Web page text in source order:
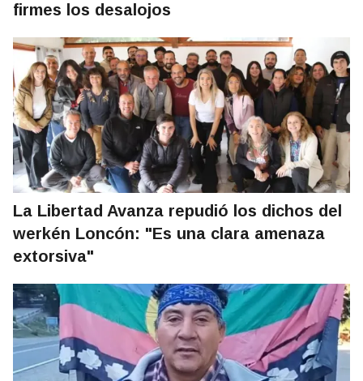
firmes los desalojos
La Libertad Avanza repudió los dichos del
werkén Loncón: "Es una clara amenaza
extorsiva"